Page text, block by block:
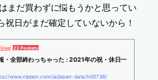
まだ買わずに悩もうかと思ってい
祝日がまだ確定していないから！
User 23 Pockets
・全部終わっちゃった : 2021年の祝・休日一
www.nippon.com/ja/japan-data/h00738/